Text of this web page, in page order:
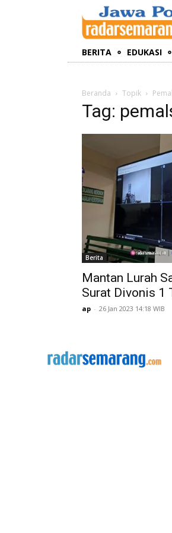
BERITA EDUKASI
Beranda Topik
Tag:
Berita
Mantan Lurah
Surat Divonis 1
ap - 26 Jan 2023 14:18 WIB